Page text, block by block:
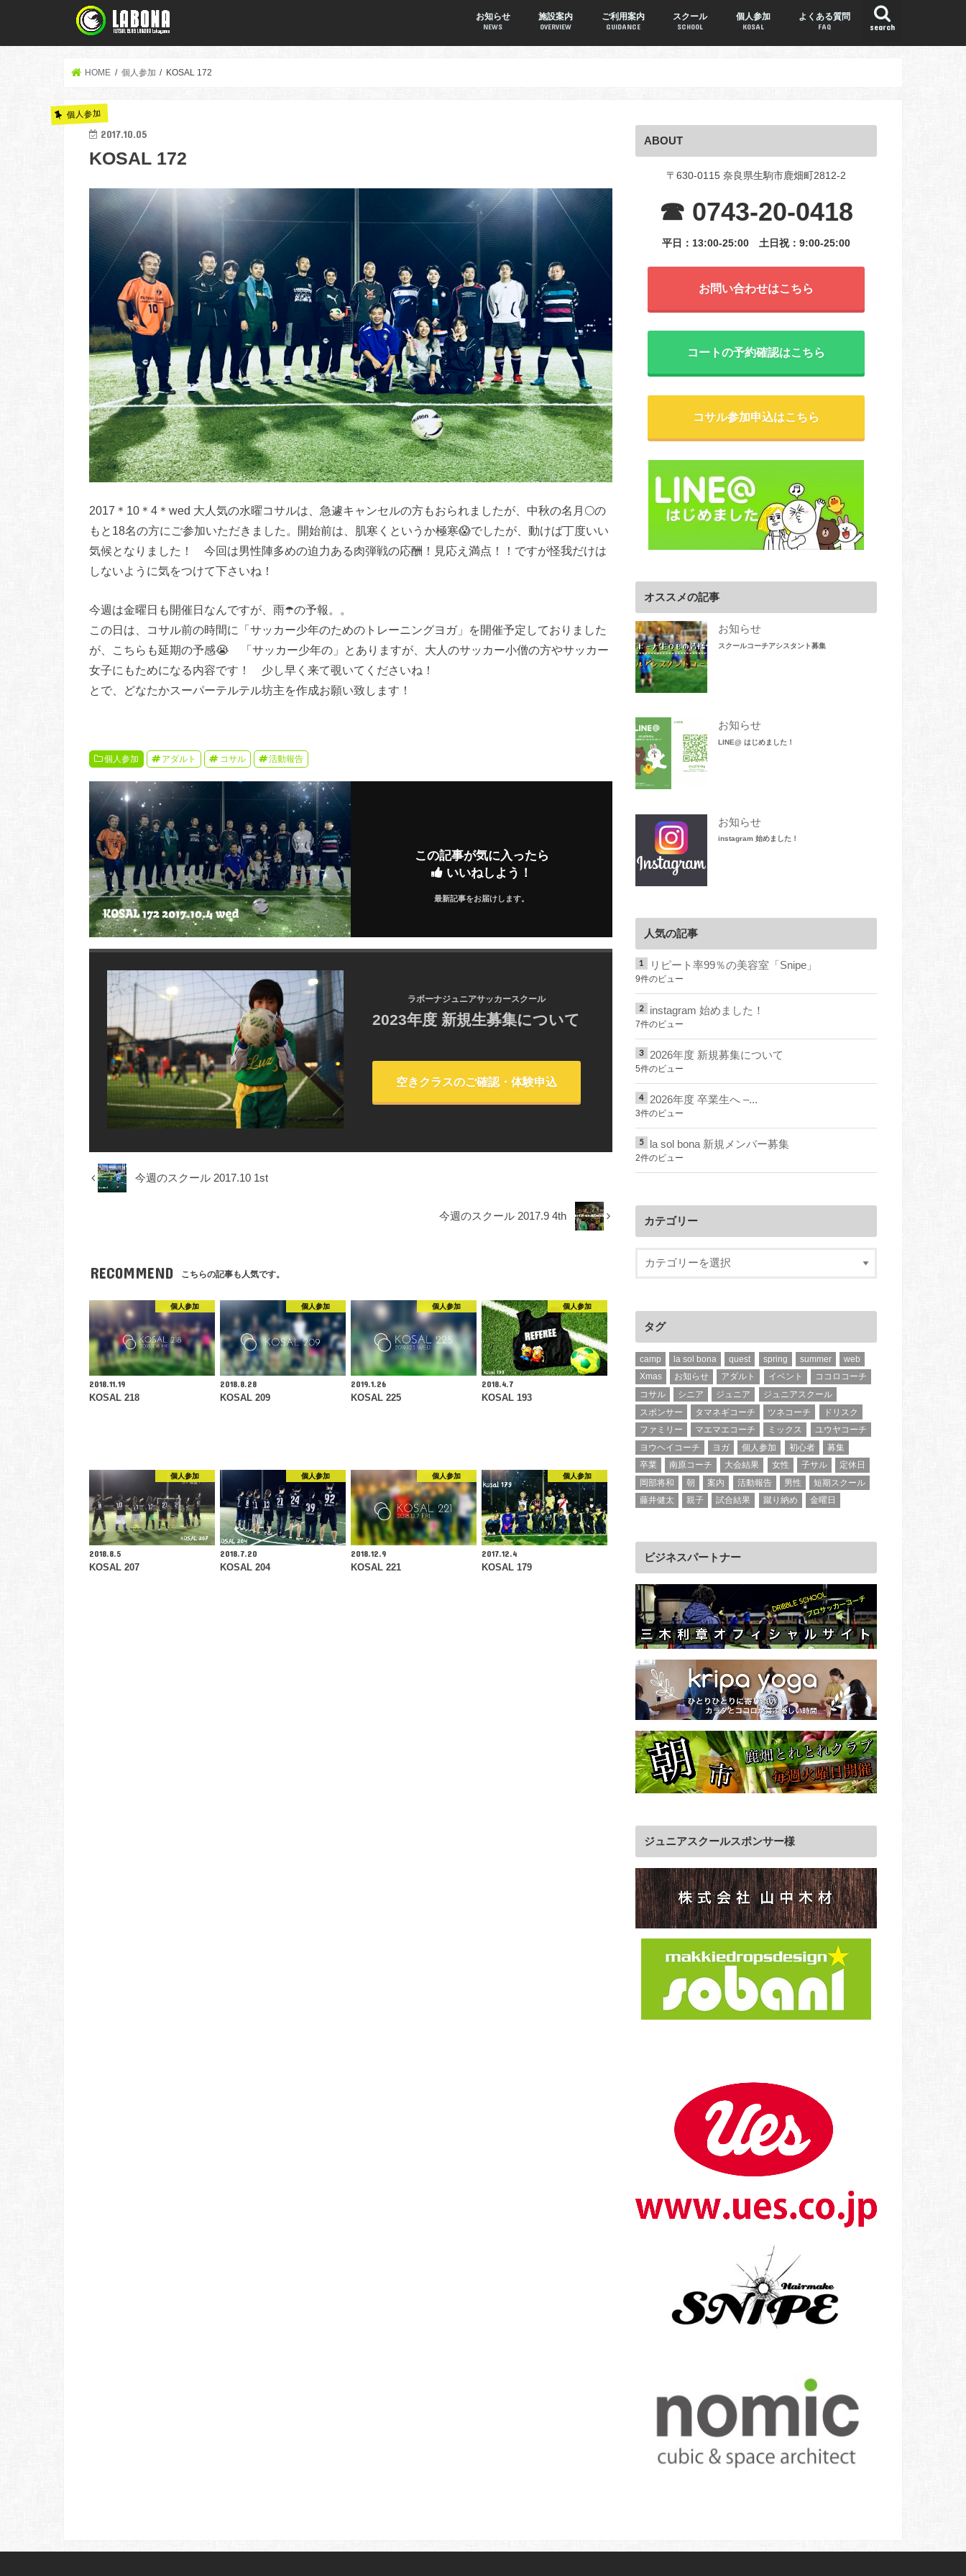
search
お知らせ
NEWS
施設案内
OVERVIEW
ご利用案内
GUIDANCE
スクール
SCHOOL
個人参加
KOSAL
よくある質問
FAQ
HOME 個人参加 KOSAL 172
個人参加
2017.10.05
KOSAL 172
2017＊10＊4＊wed 大人気の水曜コサルは、急遽キャンセルの方もおられましたが、中秋の名月🌕の
もと18名の方にご参加いただきました。開始前は、肌寒くというか極寒😱でしたが、動けば丁度いい
気候となりました！ 今回は男性陣多めの迫力ある肉弾戦の応酬！見応え満点！！ですが怪我だけは
しないように気をつけて下さいね！
今週は金曜日も開催日なんですが、雨☂️の予報。。
この日は、コサル前の時間に「サッカー少年のためのトレーニングヨガ」を開催予定しておりました
が、こちらも延期の予感😭 「サッカー少年の」とありますが、大人のサッカー小僧の方やサッカー
女子にもためになる内容です！ 少し早く来て覗いてくださいね！
とで、どなたかスーパーテルテル坊主を作成お願い致します！
個人参加 アダルト コサル 活動報告
この記事が気に入ったら
いいねしよう！
最新記事をお届けします。
ラボーナジュニアサッカースクール
2023年度 新規生募集について
空きクラスのご確認・体験申込
今週のスクール 2017.10 1st
今週のスクール 2017.9 4th
RECOMMEND こちらの記事も人気です。
個人参加
2018.11.19
KOSAL 218
個人参加
2018.8.28
KOSAL 209
個人参加
2019.1.26
KOSAL 225
個人参加
2018.4.7
KOSAL 193
個人参加
2018.8.5
KOSAL 207
個人参加
2018.7.20
KOSAL 204
個人参加
2018.12.9
KOSAL 221
個人参加
2017.12.4
KOSAL 179
ABOUT
〒630-0115 奈良県生駒市鹿畑町2812-2
☎ 0743-20-0418
平日：13:00-25:00 土日祝：9:00-25:00
お問い合わせはこちら
コートの予約確認はこちら
コサル参加申込はこちら
オススメの記事
お知らせ
スクールコーチアシスタント募集
お知らせ
LINE@ はじめました！
お知らせ
instagram 始めました！
人気の記事
リピート率99％の美容室「Snipe」
9件のビュー
instagram 始めました！
7件のビュー
2026年度 新規募集について
5件のビュー
2026年度 卒業生へ –...
3件のビュー
la sol bona 新規メンバー募集
2件のビュー
カテゴリー
タグ
camp la sol bona quest spring summer
web
Xmas
お知らせ アダルト イベント
ココロコーチ
コサル
シニア ジュニア
ジュニアスクール
スポンサー
タマネギコーチ ツネコーチ
ドリスク
ファミリー
マエマエコーチ ミックス
ユウヤコーチ
ヨウヘイコーチ
ヨガ 個人参加 初心者
募集
卒業
南原コーチ 大会結果 女性 子サル
定休日
岡部将和
朝 案内 活動報告 男性
短期スクール
藤井健太
親子 試合結果 蹴り納め 金曜日
ビジネスパートナー
ジュニアスクールスポンサー様